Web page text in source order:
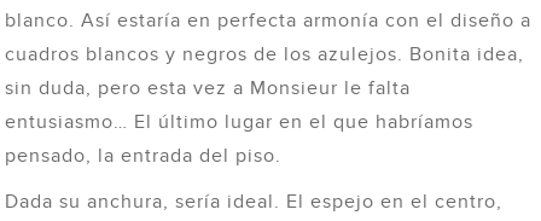
blanco. Así estaría en perfecta armonía con el diseño a
cuadros blancos y negros de los azulejos. Bonita idea,
sin duda, pero esta vez a Monsieur le falta
entusiasmo… El último lugar en el que habríamos
pensado, la entrada del piso.
Dada su anchura, sería ideal. El espejo en el centro,